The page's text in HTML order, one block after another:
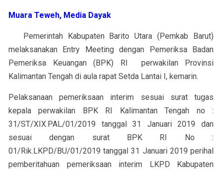
Muara Teweh, Media Dayak
Pemerintah Kabupaten Barito Utara (Pemkab Barut)
melaksanakan Entry Meeting dengan Pemeriksa Badan
Pemeriksa Keuangan (BPK) RI perwakilan Provinsi
Kalimantan Tengah di aula rapat Setda Lantai I, kemarin.
Pelaksanaan pemeriksaan interim sesuai surat tugas
kepala perwakilan BPK RI Kalimantan Tengah no :
31/ST/XIX.PAL/01/2019 tanggal 31 Januari 2019 dan
sesuai dengan surat BPK RI No :
01/Rik.LKPD/BU/01/2019 tanggal 31 Januari 2019 perihal
pemberitahuan pemeriksaan interim LKPD Kabupaten